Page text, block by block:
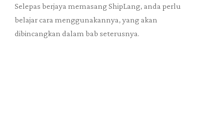
Selepas berjaya memasang ShipLang, anda perlu
belajar cara menggunakannya, yang akan
dibincangkan dalam bab seterusnya.